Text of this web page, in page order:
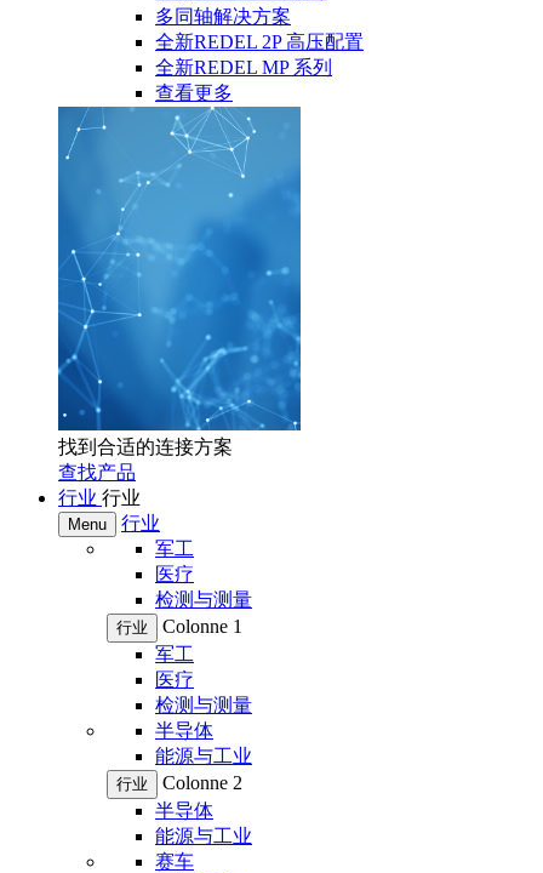
多同轴解决方案
全新REDEL 2P 高压配置
全新REDEL MP 系列
查看更多
找到合适的连接方案
查找产品
行业 行业
Menu
行业
军工
医疗
检测与测量
行业
Colonne 1
军工
医疗
检测与测量
半导体
能源与工业
行业
Colonne 2
半导体
能源与工业
赛车